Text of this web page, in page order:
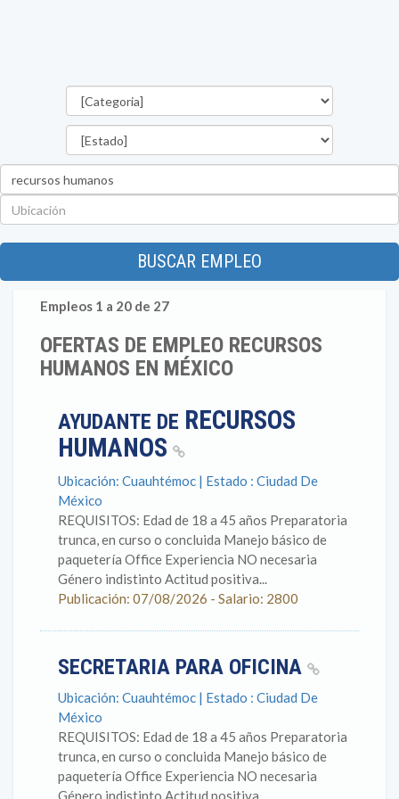
BUSCAR EMPLEO
Empleos 1 a 20 de 27
OFERTAS DE EMPLEO RECURSOS
HUMANOS EN MÉXICO
AYUDANTE DE RECURSOS
HUMANOS
Ubicación: Cuauhtémoc | Estado : Ciudad De
México
REQUISITOS: Edad de 18 a 45 años Preparatoria
trunca, en curso o concluida Manejo básico de
paquetería Office Experiencia NO necesaria
Género indistinto Actitud positiva...
Publicación: 07/08/2026 - Salario: 2800
SECRETARIA PARA OFICINA
Ubicación: Cuauhtémoc | Estado : Ciudad De
México
REQUISITOS: Edad de 18 a 45 años Preparatoria
trunca, en curso o concluida Manejo básico de
paquetería Office Experiencia NO necesaria
Género indistinto Actitud positiva...